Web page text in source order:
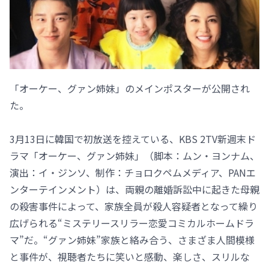
「オーケー、グァン姉妹」のメインポスターが公開され
た。
3月13日に韓国で初放送を控えている、KBS 2TV新週末ド
ラマ「オーケー、グァン姉妹」（脚本：ムン・ヨンナム、
演出：イ・ジンソ、制作：チョロクペムメディア、PANエ
ンターテインメント）は、両親の離婚訴訟中に起きた母親
の殺害事件によって、家族全員が殺人容疑者となって繰り
広げられる“ミステリースリラー恋愛コミカルホームドラ
マ”だ。“グァン姉妹”家族と絡み合う、さまざま人間模様
と事件が、視聴者たちに笑いと感動、楽しさ、スリルな